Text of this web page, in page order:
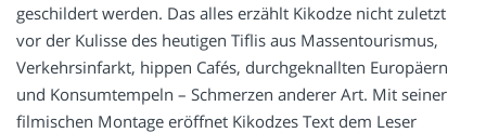
geschildert werden. Das alles erzählt Kikodze nicht zuletzt
vor der Kulisse des heutigen Tiflis aus Massentourismus,
Verkehrsinfarkt, hippen Cafés, durchgeknallten Europäern
und Konsumtempeln – Schmerzen anderer Art. Mit seiner
filmischen Montage eröffnet Kikodzes Text dem Leser